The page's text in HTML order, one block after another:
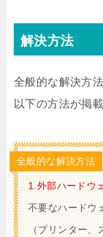
解決方法
全般的な解決方
以下の方法が掲
全般的な解決方法
1.外部ハードウ
不要なハードウ
（プリンター